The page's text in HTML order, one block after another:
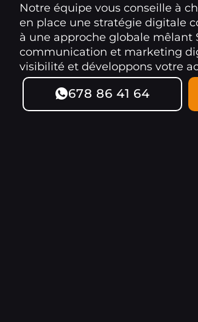
Notre équipe vous conseille à
en place une stratégie digitale
à une approche globale mêlant
communication et marketing
visibilité et développons votre
678 86 41 64